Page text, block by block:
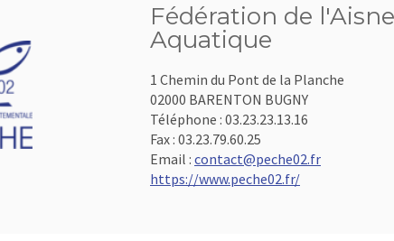
Fédération de
Aquatique
1 Chemin du Pont de la Planche
02000 BARENTON BUGNY
Téléphone : 03.23.23.13.16
Fax : 03.23.79.60.25
Email : contact@peche02.fr
https://www.peche02.fr/